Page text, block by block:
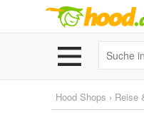
Hood Shops › Reise